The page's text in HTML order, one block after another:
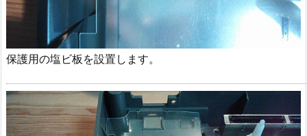
保護用の塩ビ板を設置します。